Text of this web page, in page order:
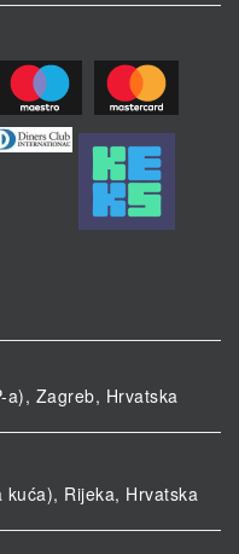
a), Zagreb, Hrvatska
Rijeka, Hrvatska